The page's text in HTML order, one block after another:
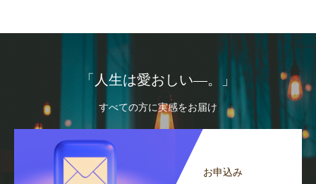
「人生は愛おしい―。」
すべての方に実感をお届け
お申込み